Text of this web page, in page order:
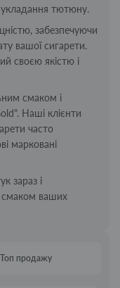
укладання тютюну.
забезпечуючи
вашої сигарети.
своєю якістю і
смаком і
Наші клієнти
часто
марковані
зараз і
смаком ваших
Топ продажу